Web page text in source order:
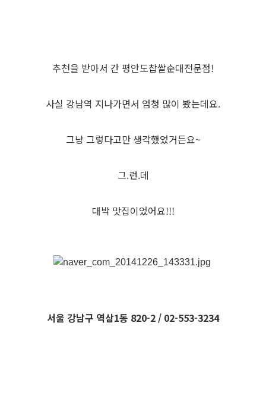
추천을 받아서 간 평안도찹쌀순대전문점!
사실 강남역 지나가면서 엄청 많이 봤는데요.
그냥 그렇다고만 생각했었거든요~
그.런.데
대박 맛집이었어요!!!
서울 강남구 역삼1동 820-2 / 02-553-3234